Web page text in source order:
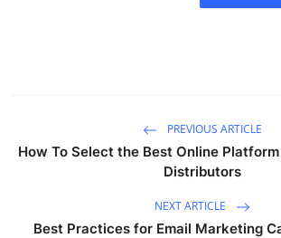
PREVIOUS ARTICLE
How To Select the Best Online
Distributors
NEXT ARTICLE
Best Practices for Email Marketing